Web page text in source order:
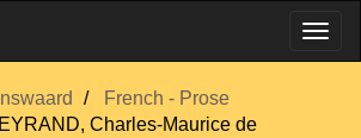
French - Prose
Charles-Maurice de